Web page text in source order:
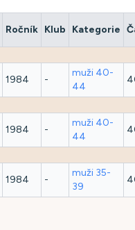
Ročník Klub Kategorie
1984 -
muži 40-
44
1984 -
muži 40-
44
1984 -
muži 35-
39